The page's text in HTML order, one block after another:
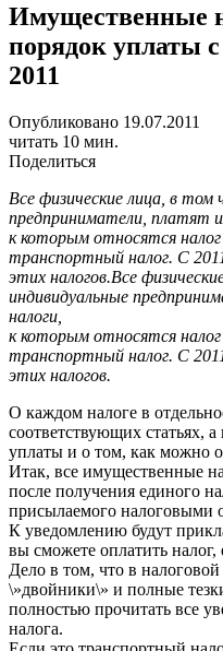
Имущественные
порядок уплаты
2011
Опубликовано 19.07.2011
читать 10 мин.
Поделиться
Все физические лица, в том
предприниматели, платят
к которым относятся
транспортный налог. С
этих налогов.Все
индивидуальные
налоги,
к которым относятся
транспортный налог. С
этих налогов.
О каждом налоге в
соответствующих статьях,
уплаты и о том, как можно
Итак, все имущественные
после получения единого
присылаемого налоговыми
К уведомлению будут
вы сможете оплатить
Дело в том, что в
\»двойники\» и полные
полностью прочитать все
налога.